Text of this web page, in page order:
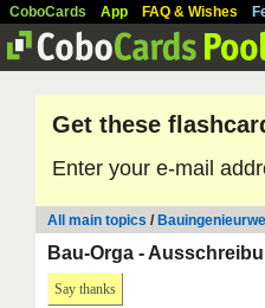
CoboCards App FAQ & Wishes
Get these
Enter your e-mail
All main topics /
Bau-Orga -
Say thanks